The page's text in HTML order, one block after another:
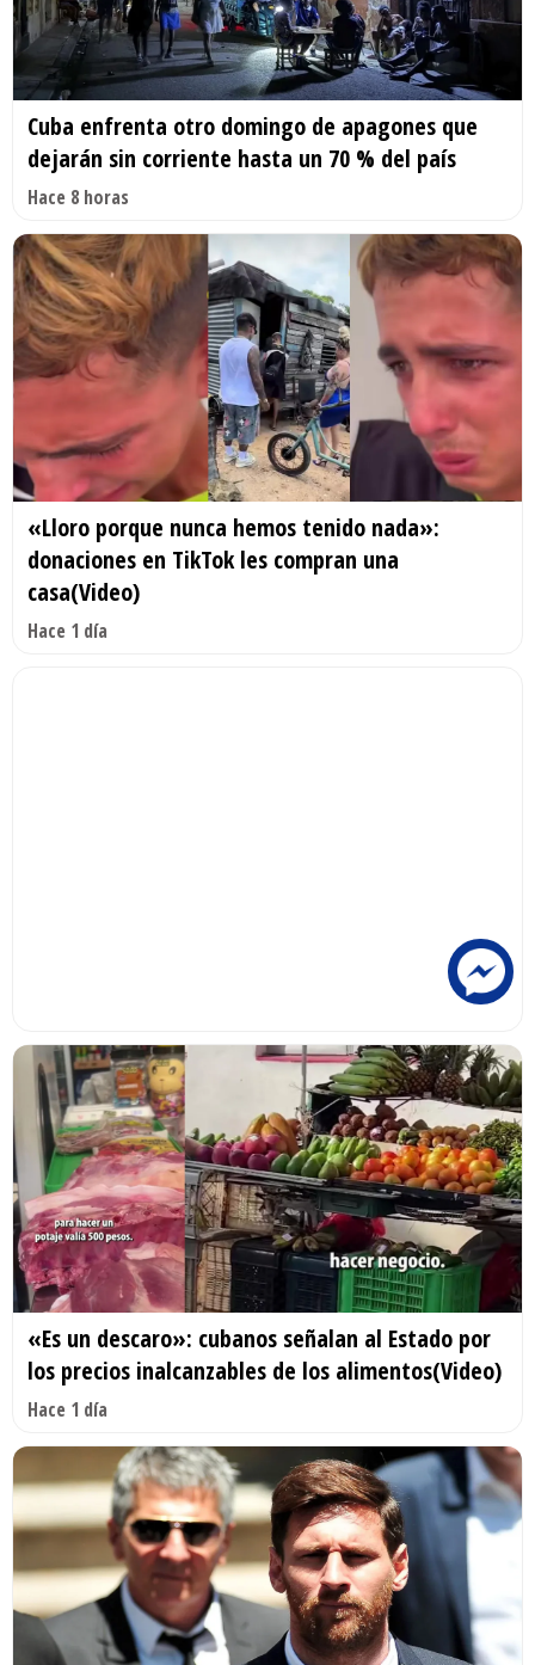
Cuba enfrenta otro domingo de apagones que
dejarán sin corriente hasta un 70 % del país
Hace 8 horas
«Lloro porque nunca hemos tenido nada»:
donaciones en TikTok les compran una
casa(Video)
Hace 1 día
«Es un descaro»: cubanos señalan al Estado por
los precios inalcanzables de los alimentos(Video)
Hace 1 día